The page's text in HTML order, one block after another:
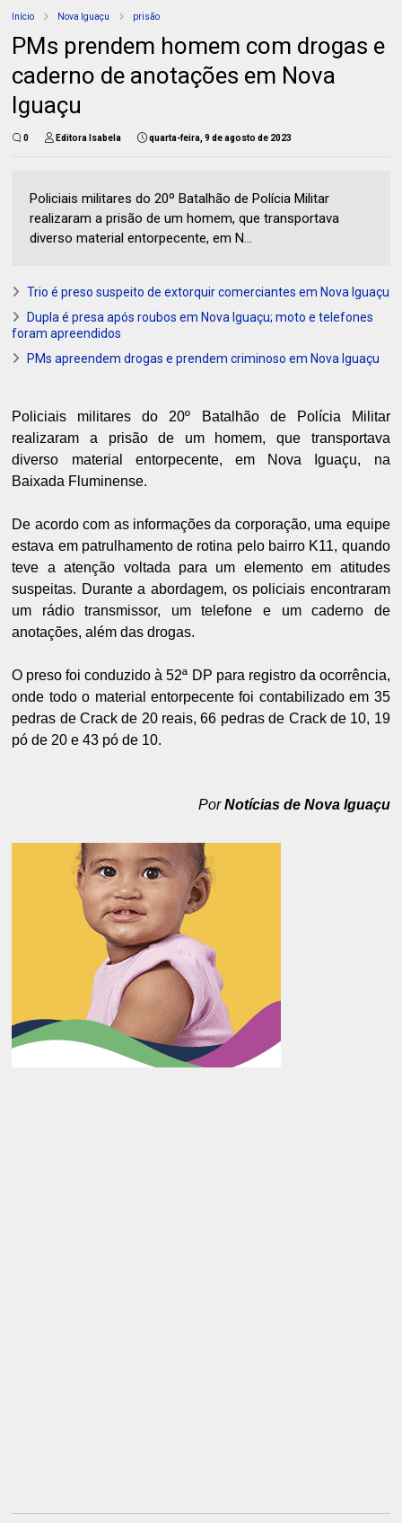
Início Nova Iguaçu prisão
PMs prendem homem com drogas e
caderno de anotações em Nova
Iguaçu
0 Editora Isabela quarta-feira, 9 de agosto de 2023
Policiais militares do 20º Batalhão de Polícia Militar
realizaram a prisão de um homem, que transportava
diverso material entorpecente, em N...
Trio é preso suspeito de extorquir comerciantes em Nova Iguaçu
Dupla é presa após roubos em Nova Iguaçu; moto e telefones
foram apreendidos
PMs apreendem drogas e prendem criminoso em Nova Iguaçu
Policiais militares do 20º Batalhão de Polícia Militar
realizaram a prisão de um homem, que transportava
diverso material entorpecente, em Nova Iguaçu, na
Baixada Fluminense.
De acordo com as informações da corporação, uma equipe
estava em patrulhamento de rotina pelo bairro K11, quando
teve a atenção voltada para um elemento em atitudes
suspeitas. Durante a abordagem, os policiais encontraram
um rádio transmissor, um telefone e um caderno de
anotações, além das drogas.
O preso foi conduzido à 52ª DP para registro da ocorrência,
onde todo o material entorpecente foi contabilizado em 35
pedras de Crack de 20 reais, 66 pedras de Crack de 10, 19
pó de 20 e 43 pó de 10.
PorNotícias de Nova Iguaçu